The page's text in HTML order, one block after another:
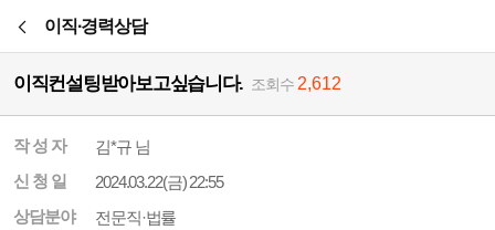
이직·경력상담
이직컨설팅받아보고싶습니다. 조회수 2,612
작 성 자
김*규 님
신 청 일
2024.03.22(금) 22:55
상담분야
전문직·법률